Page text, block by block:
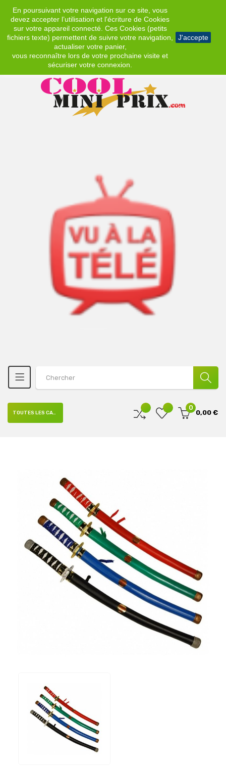
En poursuivant votre navigation sur ce site, vous
devez accepter l’utilisation et l'écriture de Cookies
sur votre appareil connecté. Ces Cookies (petits
fichiers texte) permettent de suivre votre navigation,
actualiser votre panier,
vous reconnaître lors de votre prochaine visite et
sécuriser votre connexion.
J'accepte
EUR
0
0,00 €
TOUTES LES CATÉGORIES